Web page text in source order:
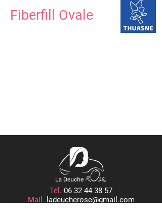
Fiberfill Ovale
Tél. 06 32 44 38 57
Mail. ladeucherose@gmail.com